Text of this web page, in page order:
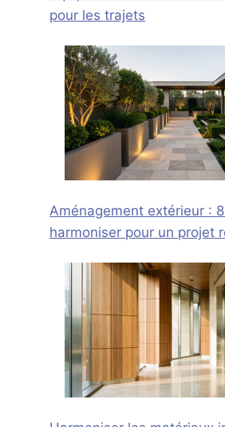
pour les trajets
Aménagement extérieur :
harmoniser pour un projet